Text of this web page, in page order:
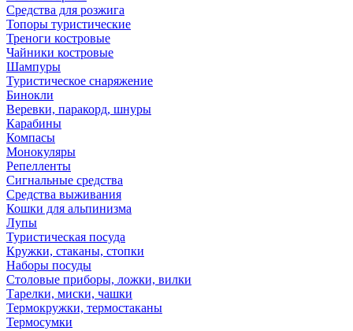
Средства для розжига
Топоры туристические
Треноги костровые
Чайники костровые
Шампуры
Туристическое снаряжение
Бинокли
Веревки, паракорд, шнуры
Карабины
Компасы
Монокуляры
Репелленты
Сигнальные средства
Средства выживания
Кошки для альпинизма
Лупы
Туристическая посуда
Кружки, стаканы, стопки
Наборы посуды
Столовые приборы, ложки, вилки
Тарелки, миски, чашки
Термокружки, термостаканы
Термосумки